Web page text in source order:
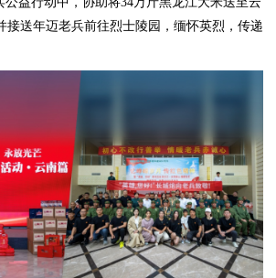
接送年迈老兵前往烈士陵园，缅怀英烈，传递